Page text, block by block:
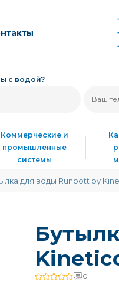
с водой?
Коммерческие и
промышленные
системы
для воды Runbott by
0